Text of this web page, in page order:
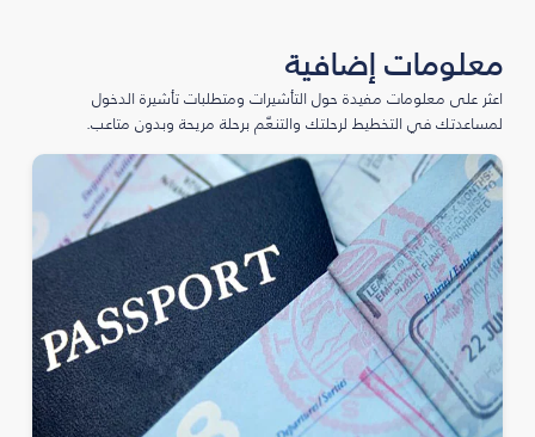
معلومات إضافية
اعثر على معلومات مفيدة حول التأشيرات ومتطلبات تأشيرة الدخول
لمساعدتك في التخطيط لرحلتك والتنعّم برحلة مريحة وبدون متاعب.